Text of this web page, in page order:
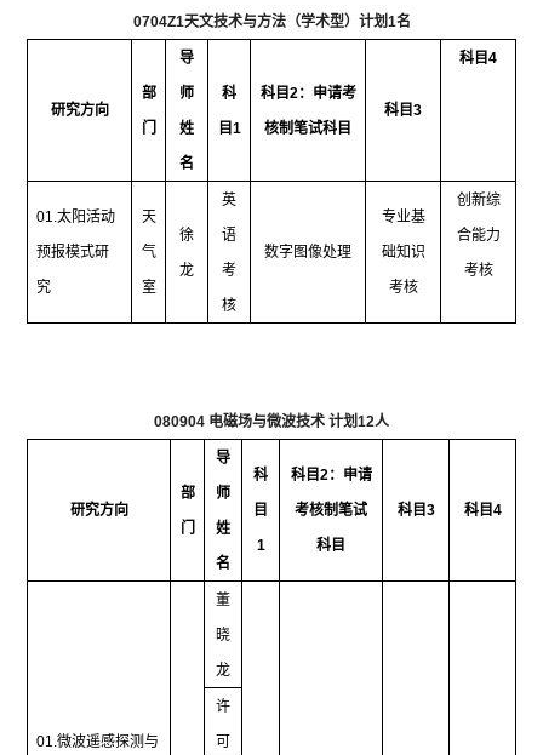
0704Z1天文技术与方法（学术型）计划1名
研究方向
部
门
导
师
姓
名
科
目1
科目2：申请考
核制笔试科目
科目3
科目4
01.太阳活动
预报模式研
究
天
气
室
徐
龙
英
语
考
核
数字图像处理
专业基
础知识
考核
创新综
合能力
考核
080904 电磁场与微波技术 计划12人
研究方向
部
门
导
师
姓
名
科
目
1
科目2：申请
考核制笔试
科目
科目3 科目4
01.微波遥感探测与
董
晓
龙
许
可